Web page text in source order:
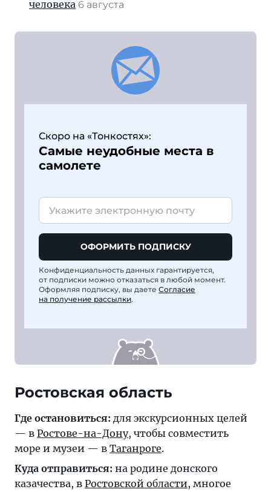
человека 6 августа
Скоро на «Тонкостях»:
Самые неудобные места в
самолете
ОФОРМИТЬ ПОДПИСКУ
Конфиденциальность данных гарантируется,
от подписки можно отказаться в любой момент.
Оформляя подписку, вы даете Согласие
на получение рассылки.
Ростовская область
Где остановиться: для экскурсионных целей
— в Ростове-на-Дону, чтобы совместить
море и музеи — в Таганроге.
Куда отправиться: на родине донского
казачества, в Ростовской области, многое